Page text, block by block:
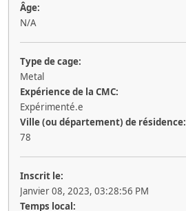
Âge:
N/A
Type de cage:
Metal
Expérience de la CMC:
Expérimenté.e
Ville (ou département) de résidence:
78
Inscrit le:
Janvier 08, 2023, 03:28:56 PM
Temps local: